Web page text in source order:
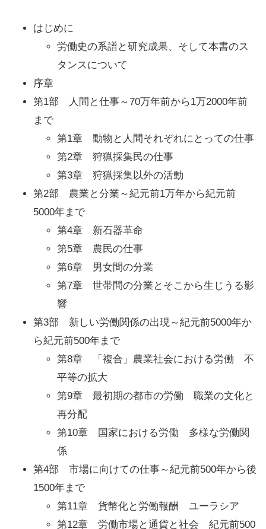
はじめに
労働史の系譜と研究成果、そして本書のス
タンスについて
序章
第1部 人間と仕事～70万年前から1万2000年前
まで
第1章 動物と人間それぞれにとっての仕事
第2章 狩猟採集民の仕事
第3章 狩猟採集以外の活動
第2部 農業と分業～紀元前1万年から紀元前
5000年まで
第4章 新石器革命
第5章 農民の仕事
第6章 男女間の分業
第7章 世帯間の分業とそこから生じうる影
響
第3部 新しい労働関係の出現～紀元前5000年か
ら紀元前500年まで
第8章 「複合」農業社会における労働 不
平等の拡大
第9章 最初期の都市の労働 職業の文化と
再分配
第10章 国家における労働 多様な労働関
係
第4部 市場に向けての仕事～紀元前500年から後
1500年まで
第11章 貨幣化と労働報酬 ユーラシア
第12章 労働市場と通貨と社会 紀元前500